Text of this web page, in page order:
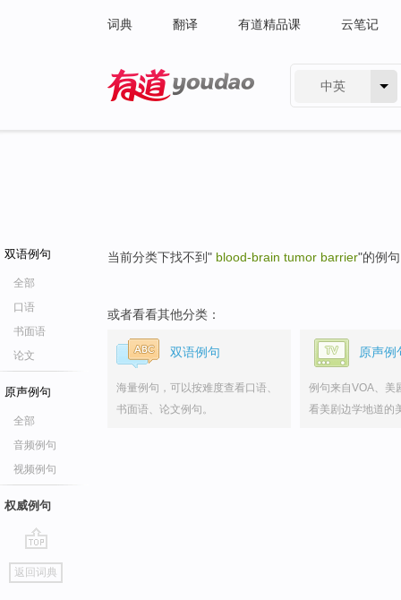
词典 翻译 有道精品课 云笔记
中英
双语例句
全部
口语
书面语
论文
原声例句
全部
音频例句
视频例句
权威例句
go
top
返回词典
当前分类下找不到" blood-brain tumor barrier"的例
或者看看其他分类：
双语例句
海量例句，可以按难度查看口语、
书面语、论文例句。
原声例
例句来自VOA、美
看美剧边学地道的